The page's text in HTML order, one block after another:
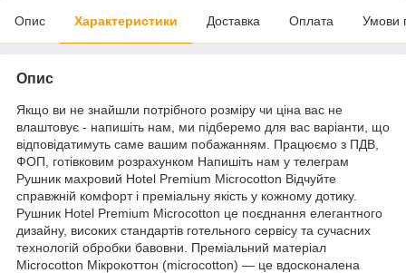
Опис Характеристики Доставка Оплата Умови
Опис
Якщо ви не знайшли потрібного розміру чи ціна вас не
влаштовує - напишіть нам, ми підберемо для вас варіанти, що
відповідатимуть саме вашим побажанням. Працюємо з ПДВ,
ФОП, готівковим розрахунком Напишіть нам у телеграм
Рушник махровий Hotel Premium Microcotton Відчуйте
справжній комфорт і преміальну якість у кожному дотику.
Рушник Hotel Premium Microcotton це поєднання елегантного
дизайну, високих стандартів готельного сервісу та сучасних
технологій обробки бавовни. Преміальний матеріал
Microcotton Мікрокоттон (microcotton) — це вдосконалена